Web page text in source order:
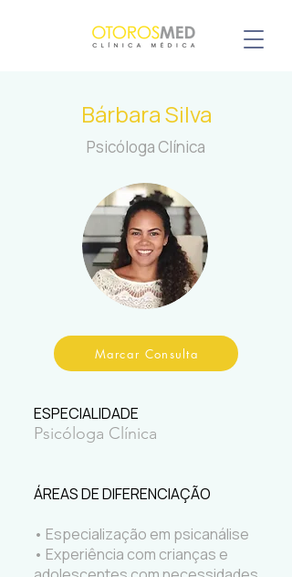
Bárbara Silva
Psicóloga Clínica
Marcar Consulta
ESPECIALIDADE
Psicóloga Clínica
ÁREAS DE DIFERENCIAÇÃO
• Especialização em psicanálise
• Experiência com crianças e